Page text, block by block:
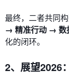
最终，二者共同
→ 精准行动 → 数
化的闭环。
2、展望2026